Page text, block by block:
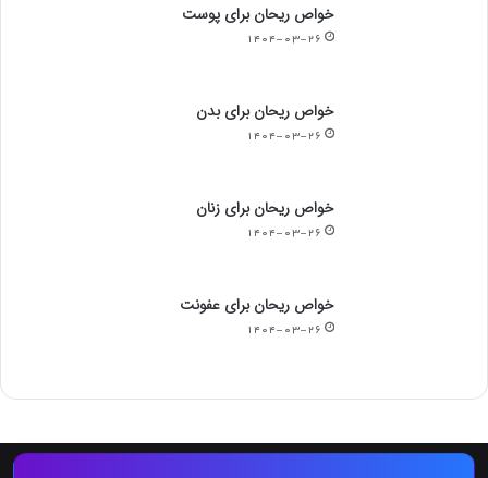
خواص ریحان برای پوست
۱۴۰۴-۰۳-۲۶
خواص ریحان برای بدن
۱۴۰۴-۰۳-۲۶
خواص ریحان برای زنان
۱۴۰۴-۰۳-۲۶
خواص ریحان برای عفونت
۱۴۰۴-۰۳-۲۶